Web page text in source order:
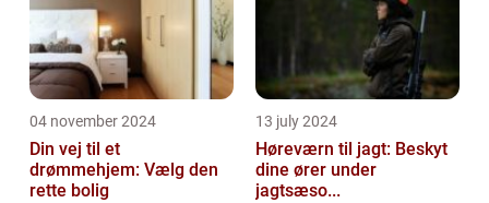
04 november 2024
Din vej til et
drømmehjem: Vælg den
rette bolig
13 july 2024
Høreværn til jagt: Beskyt
dine ører under
jagtsæso...